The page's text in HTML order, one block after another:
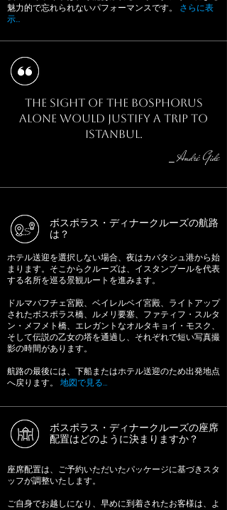
魅力的で忘れられないパフォーマンスです。
さらに表
示…
The sight of the Bosphorus
alone would justify a trip to
Istanbul.
André Gide
ボスポラス・ディナークルーズの航路
は？
ホテル送迎を選択しない場合、夜はカバタシュ港から始
まります。そこからクルーズは、イスタンブールを代表
する名所を巡る景観ルートを進みます。
ドルマバフチェ宮殿、ベイレルベイ宮殿、ライトアップ
されたボスポラス橋、ルメリ要塞、ファティフ・スルタ
ン・メフメト橋、エレガントなオルタキョイ・モスク、
そして伝説の乙女の塔を通過し、それぞれで短い写真撮
影の時間があります。
航路の最後には、下船またはホテル送迎のため出発地点
へ戻ります。 地図で見る…
ボスポラス・ディナークルーズの座席
配置はどのように決まりますか？
座席配置は、ご予約いただいたパッケージに基づきスタ
ッフが調整いたします。
ご自身でお越しになり、早めに到着されたお客様は、よ